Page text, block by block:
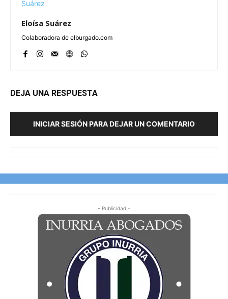
Eloísa Suárez
Colaboradora de elburgado.com
DEJA UNA RESPUESTA
INICIAR SESIÓN PARA DEJAR UN COMENTARIO
- Publicidad -